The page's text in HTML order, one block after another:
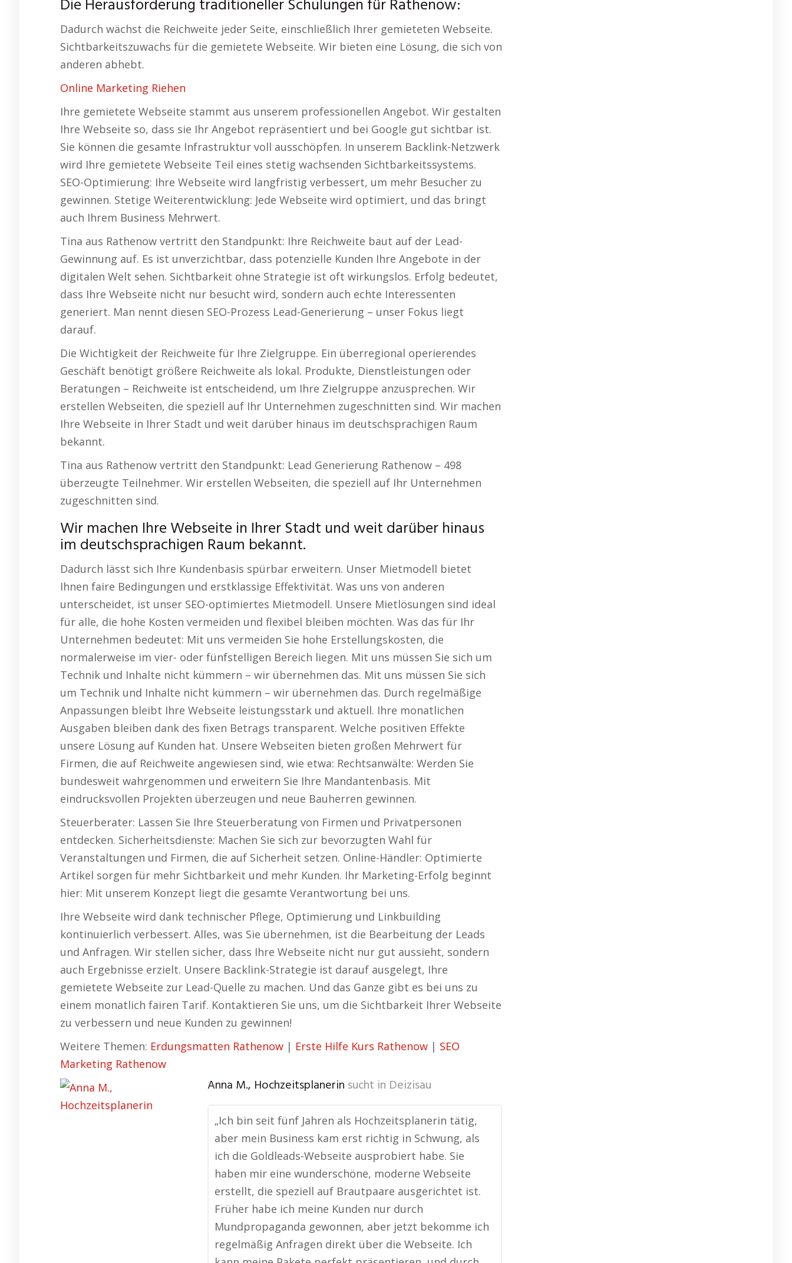
Die Herausforderung traditioneller Schulungen für Rathenow:
Dadurch wächst die Reichweite jeder Seite, einschließlich Ihrer gemieteten Webseite.
Sichtbarkeitszuwachs für die gemietete Webseite. Wir bieten eine Lösung, die sich von
anderen abhebt.
Online Marketing Riehen
Ihre gemietete Webseite stammt aus unserem professionellen Angebot. Wir gestalten
Ihre Webseite so, dass sie Ihr Angebot repräsentiert und bei Google gut sichtbar ist.
Sie können die gesamte Infrastruktur voll ausschöpfen. In unserem Backlink-Netzwerk
wird Ihre gemietete Webseite Teil eines stetig wachsenden Sichtbarkeitssystems.
SEO-Optimierung: Ihre Webseite wird langfristig verbessert, um mehr Besucher zu
gewinnen. Stetige Weiterentwicklung: Jede Webseite wird optimiert, und das bringt
auch Ihrem Business Mehrwert.
Tina aus Rathenow vertritt den Standpunkt: Ihre Reichweite baut auf der Lead-
Gewinnung auf. Es ist unverzichtbar, dass potenzielle Kunden Ihre Angebote in der
digitalen Welt sehen. Sichtbarkeit ohne Strategie ist oft wirkungslos. Erfolg bedeutet,
dass Ihre Webseite nicht nur besucht wird, sondern auch echte Interessenten
generiert. Man nennt diesen SEO-Prozess Lead-Generierung – unser Fokus liegt
darauf.
Die Wichtigkeit der Reichweite für Ihre Zielgruppe. Ein überregional operierendes
Geschäft benötigt größere Reichweite als lokal. Produkte, Dienstleistungen oder
Beratungen – Reichweite ist entscheidend, um Ihre Zielgruppe anzusprechen. Wir
erstellen Webseiten, die speziell auf Ihr Unternehmen zugeschnitten sind. Wir machen
Ihre Webseite in Ihrer Stadt und weit darüber hinaus im deutschsprachigen Raum
bekannt.
Tina aus Rathenow vertritt den Standpunkt: Lead Generierung Rathenow – 498
überzeugte Teilnehmer. Wir erstellen Webseiten, die speziell auf Ihr Unternehmen
zugeschnitten sind.
Wir machen Ihre Webseite in Ihrer Stadt und weit darüber hinaus
im deutschsprachigen Raum bekannt.
Dadurch lässt sich Ihre Kundenbasis spürbar erweitern. Unser Mietmodell bietet
Ihnen faire Bedingungen und erstklassige Effektivität. Was uns von anderen
unterscheidet, ist unser SEO-optimiertes Mietmodell. Unsere Mietlösungen sind ideal
für alle, die hohe Kosten vermeiden und flexibel bleiben möchten. Was das für Ihr
Unternehmen bedeutet: Mit uns vermeiden Sie hohe Erstellungskosten, die
normalerweise im vier- oder fünfstelligen Bereich liegen. Mit uns müssen Sie sich um
Technik und Inhalte nicht kümmern – wir übernehmen das. Mit uns müssen Sie sich
um Technik und Inhalte nicht kümmern – wir übernehmen das. Durch regelmäßige
Anpassungen bleibt Ihre Webseite leistungsstark und aktuell. Ihre monatlichen
Ausgaben bleiben dank des fixen Betrags transparent. Welche positiven Effekte
unsere Lösung auf Kunden hat. Unsere Webseiten bieten großen Mehrwert für
Firmen, die auf Reichweite angewiesen sind, wie etwa: Rechtsanwälte: Werden Sie
bundesweit wahrgenommen und erweitern Sie Ihre Mandantenbasis. Mit
eindrucksvollen Projekten überzeugen und neue Bauherren gewinnen.
Steuerberater: Lassen Sie Ihre Steuerberatung von Firmen und Privatpersonen
entdecken. Sicherheitsdienste: Machen Sie sich zur bevorzugten Wahl für
Veranstaltungen und Firmen, die auf Sicherheit setzen. Online-Händler: Optimierte
Artikel sorgen für mehr Sichtbarkeit und mehr Kunden. Ihr Marketing-Erfolg beginnt
hier: Mit unserem Konzept liegt die gesamte Verantwortung bei uns.
Ihre Webseite wird dank technischer Pflege, Optimierung und Linkbuilding
kontinuierlich verbessert. Alles, was Sie übernehmen, ist die Bearbeitung der Leads
und Anfragen. Wir stellen sicher, dass Ihre Webseite nicht nur gut aussieht, sondern
auch Ergebnisse erzielt. Unsere Backlink-Strategie ist darauf ausgelegt, Ihre
gemietete Webseite zur Lead-Quelle zu machen. Und das Ganze gibt es bei uns zu
einem monatlich fairen Tarif. Kontaktieren Sie uns, um die Sichtbarkeit Ihrer Webseite
zu verbessern und neue Kunden zu gewinnen!
Weitere Themen: Erdungsmatten Rathenow | Erste Hilfe Kurs Rathenow | SEO
Marketing Rathenow
Anna M., Hochzeitsplanerin sucht in Deizisau
„Ich bin seit fünf Jahren als Hochzeitsplanerin tätig,
aber mein Business kam erst richtig in Schwung, als
ich die Goldleads-Webseite ausprobiert habe. Sie
haben mir eine wunderschöne, moderne Webseite
erstellt, die speziell auf Brautpaare ausgerichtet ist.
Früher habe ich meine Kunden nur durch
Mundpropaganda gewonnen, aber jetzt bekomme ich
regelmäßig Anfragen direkt über die Webseite. Ich